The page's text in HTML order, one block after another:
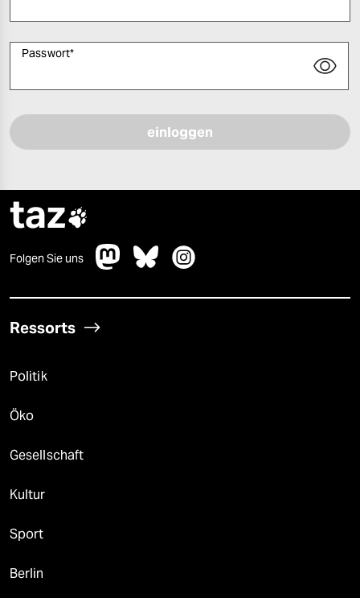
Passwort*
taz
Folgen Sie uns
Ressorts
Politik
Öko
Gesellschaft
Kultur
Sport
Berlin